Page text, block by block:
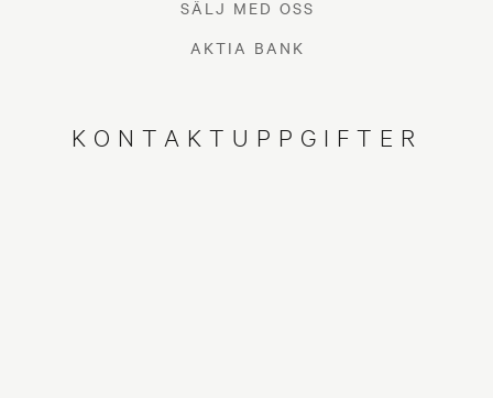
SÄLJ MED OSS
AKTIA BANK
KONTAKTUPPGIFTER